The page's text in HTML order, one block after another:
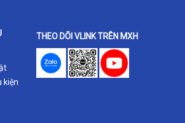
kiện
THEO DÕI VLINK TRÊN MXH